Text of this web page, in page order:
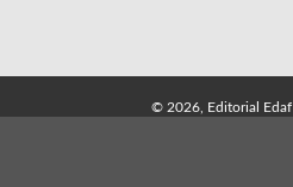
© 2026, Editorial Edaf